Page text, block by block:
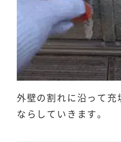
外壁の割れに沿って充
ならしていきます。